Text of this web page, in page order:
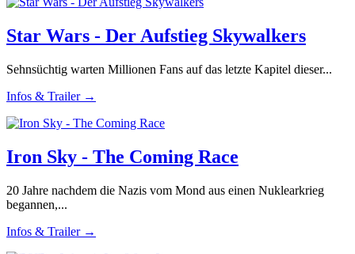
Star Wars - Der Aufstieg Skywalkers
Sehnsüchtig warten Millionen Fans auf das letzte Kapitel dieser...
Infos & Trailer →
Iron Sky - The Coming Race
20 Jahre nachdem die Nazis vom Mond aus einen Nuklearkrieg
begannen,...
Infos & Trailer →